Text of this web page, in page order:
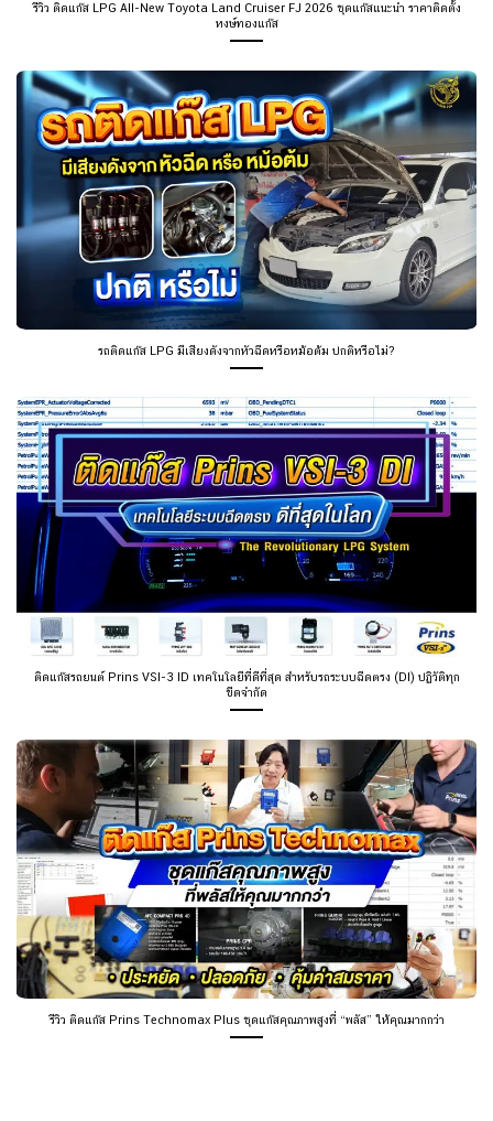
รีวิว ติดแก๊ส LPG All-New Toyota Land Cruiser FJ 2026 ชุดแก๊สแนะนำ ราคาติดตั้ง
หงษ์ทองแก๊ส
รถติดแก๊ส LPG มีเสียงดังจากหัวฉีดหรือหม้อต้ม ปกติหรือไม่?
ติดแก๊สรถยนต์ Prins VSI-3 ID เทคโนโลยีที่ดีที่สุด สำหรับรถระบบฉีดตรง (DI) ปฏิวัติทุก
ขีดจำกัด
รีวิว ติดแก๊ส Prins Technomax Plus ชุดแก๊สคุณภาพสูงที่ “พลัส” ให้คุณมากกว่า